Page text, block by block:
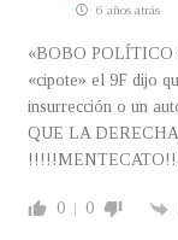
6 años atrás
«BOBO POLÍTICO
«cipote» el 9F dijo
insurrección o un
QUE LA
0 0